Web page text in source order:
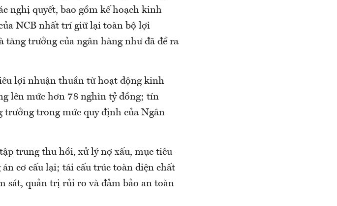
nghị quyết, bao gồm kế hoạch kinh
NCB nhất trí giữ lại toàn bộ lợi
trưởng của ngân hàng như đã đề ra
lợi nhuận thuần từ hoạt động kinh
lên mức hơn 78 nghìn tỷ đồng; tín
trưởng trong mức quy định của Ngân
trung thu hồi, xử lý nợ xấu, mục tiêu
cơ cấu lại; tái cấu trúc toàn diện chất
sát, quản trị rủi ro và đảm bảo an toàn